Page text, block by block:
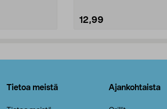
12,99
Tietoa meistä Ajankohtaista